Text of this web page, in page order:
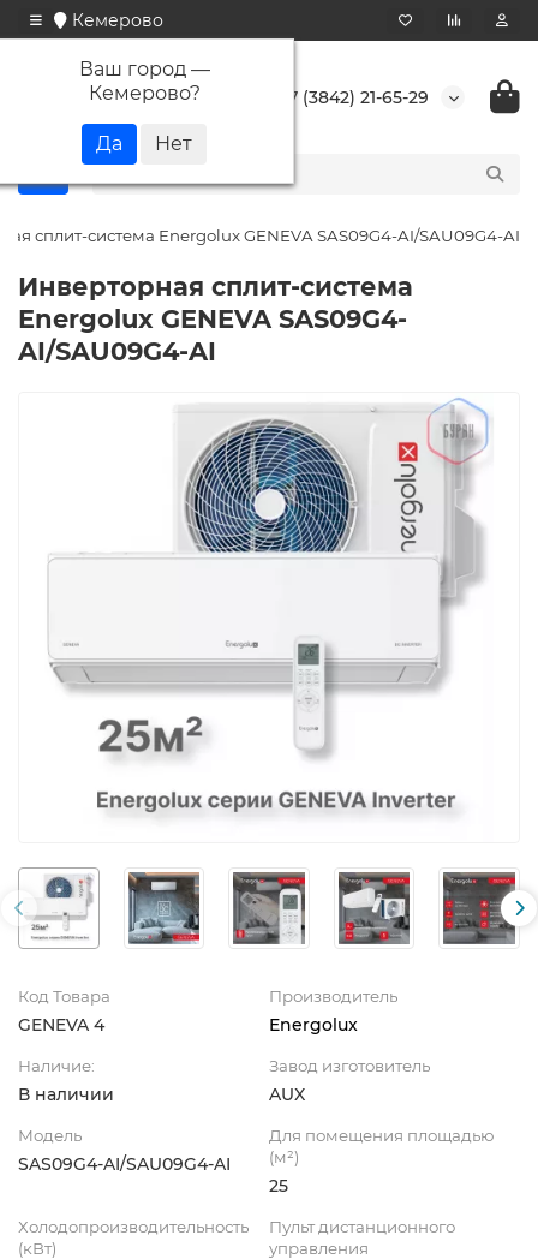
Кемерово
Ваш город —
Кемерово? +7 (3842) 21-65-29
сплит-система Energolux GENEVA SAS09G4-AI/SAU09G4-AI
Инверторная сплит-система
Energolux GENEVA SAS09G4-
AI/SAU09G4-AI
Код Товара
GENEVA 4
Производитель
Energolux
Наличие:
В наличии
Завод изготовитель
AUX
Модель
SAS09G4-AI/SAU09G4-AI
Для помещения площадью
(м²)
25
Холодопроизводительность
(кВт)
Пульт дистанционного
управления